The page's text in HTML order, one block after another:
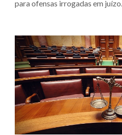
para ofensas irrogadas em juízo.